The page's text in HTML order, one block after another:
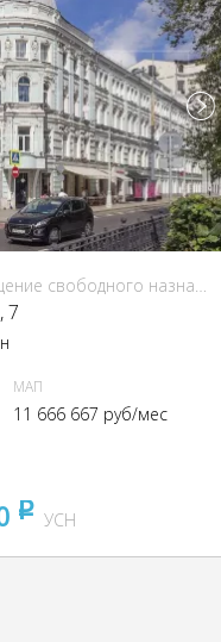
Инвестиции в помещение свободного назначения (ПСН)
7
МАП
11 666 667 руб/мес
pуб
УСН